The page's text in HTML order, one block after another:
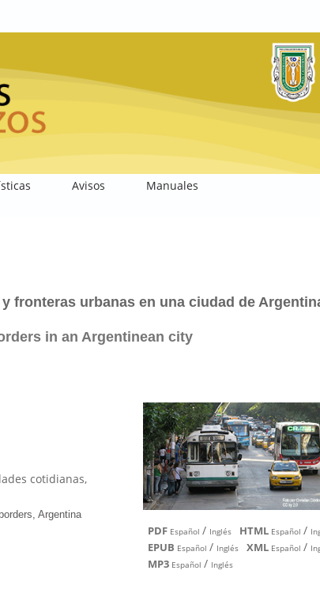
Avisos
Manuales
fronteras urbanas en una ciudad de
in an Argentinean city
cotidianas,
PDF Español / Inglés HTML Español /
EPUB Español / Inglés XML Español /
MP3 Español / Inglés